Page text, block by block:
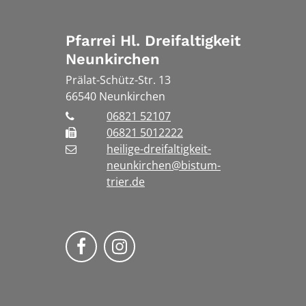
Pfarrei Hl. Dreifaltigkeit
Neunkirchen
Prälat-Schütz-Str. 13
66540 Neunkirchen
06821 52107
06821 5012222
heilige-dreifaltigkeit-
neunkirchen@bistum-
trier.de
Bistum Trier auf Facebook
Bistum Trier auf